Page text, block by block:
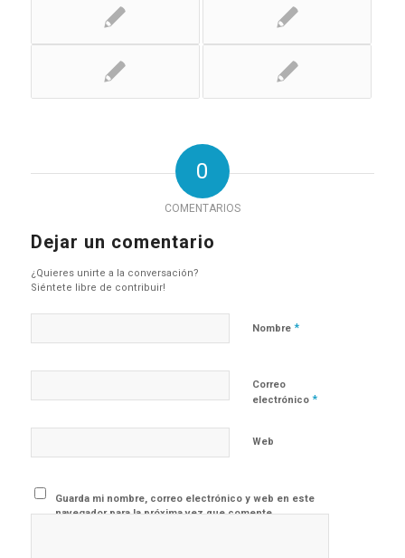
0
COMENTARIOS
Dejar un comentario
¿Quieres unirte a la conversación?
Siéntete libre de contribuir!
Nombre *
Correo
electrónico *
Web
Guarda mi nombre, correo electrónico y web en este
navegador para la próxima vez que comente.